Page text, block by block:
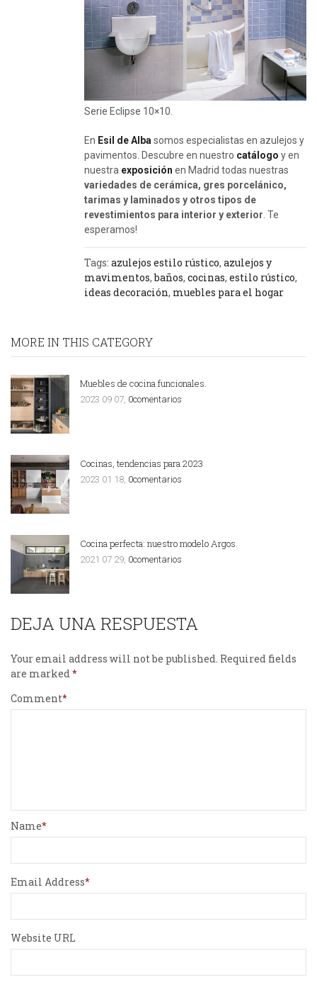
Serie Eclipse 10×10.
En Esil de Alba somos especialistas en azulejos y
pavimentos. Descubre en nuestro catálogo y en
nuestra exposición en Madrid todas nuestras
variedades de cerámica, gres porcelánico,
tarimas y laminados y otros tipos de
revestimientos para interior y exterior . Te
esperamos!
Tags: azulejos estilo rústico, azulejos y
mavimentos,baños, cocinas, estilo rústico,
ideas decoración, muebles para el hogar
MORE IN THIS CATEGORY
Muebles de cocina funcionales.
2023 09 07, 0comentarios
Cocinas, tendencias para 2023
2023 01 18, 0comentarios
Cocina perfecta: nuestro modelo Argos.
2021 07 29, 0comentarios
DEJA UNA RESPUESTA
Your email address will not be published. Required fields
are marked
Comment
Name
Email Address
Website URL